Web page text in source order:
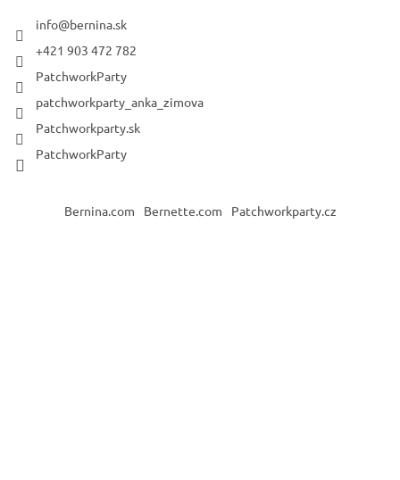
info@bernina.sk
+421 903 472 782
PatchworkParty
patchworkparty_anka_zimova
Patchworkparty.sk
PatchworkParty
Bernina.com Bernette.com Patchworkparty.cz